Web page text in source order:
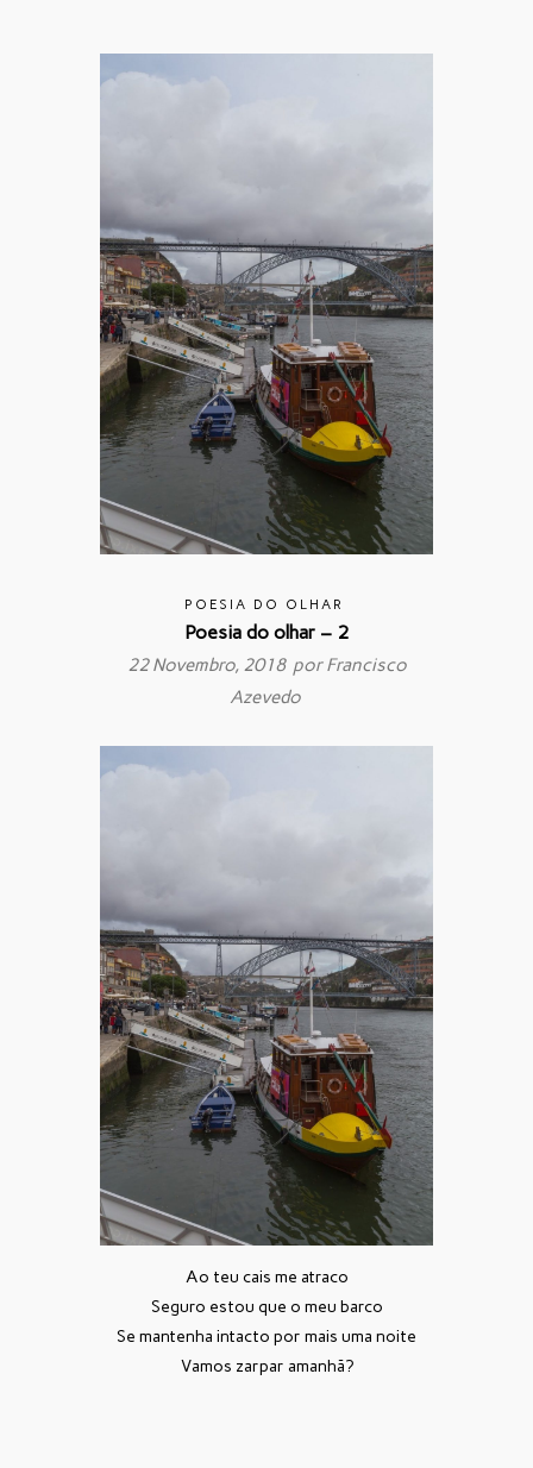
POESIA DO OLHAR
Poesia do olhar – 2
22 Novembro, 2018 porFrancisco
Azevedo
Ao teu cais me atraco
Seguro estou que o meu barco
Se mantenha intacto por mais uma noite
Vamos zarpar amanhã?